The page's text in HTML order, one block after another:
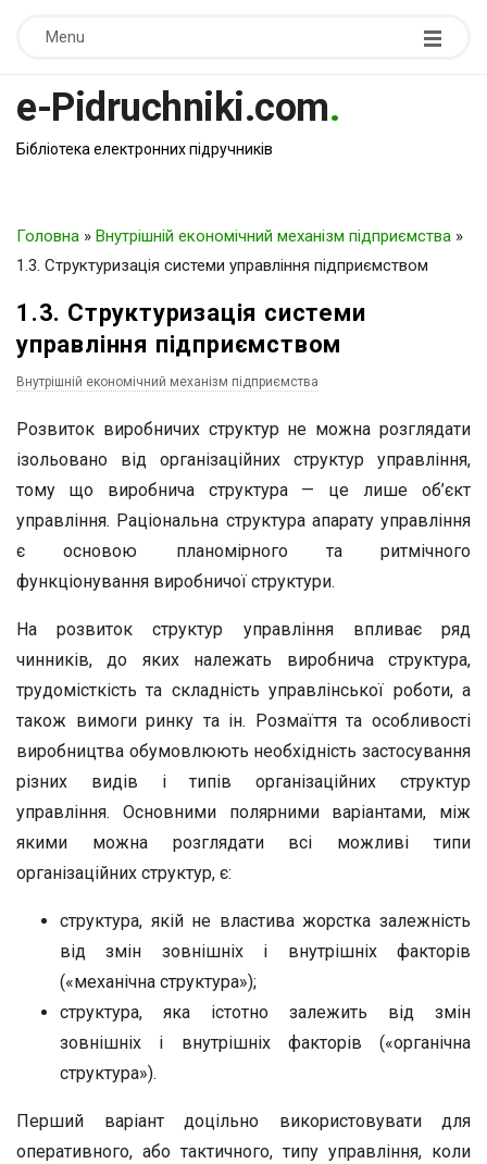
Menu
e-Pidruchniki.com.
Бібліотека електронних підручників
Головна » Внутрішній економічний механізм підприємства »
1.3. Структуризація системи управління підприємством
1.3. Структуризація системи
управління підприємством
Внутрішній економічний механізм підприємства
Розвиток виробничих структур не можна розглядати
ізольовано від організаційних структур управління,
тому що виробнича структура — це лише об’єкт
управління. Раціональна структура апарату управління
є основою планомірного та ритмічного
функціонування виробничої структури.
На розвиток структур управління впливає ряд
чинників, до яких належать виробнича структура,
трудомісткість та складність управлінської роботи, а
також вимоги ринку та ін. Розмаїття та особливості
виробництва обумовлюють необхідність застосування
різних видів і типів організаційних структур
управління. Основними полярними варіантами, між
якими можна розглядати всі можливі типи
організаційних структур, є:
структура, якій не властива жорстка залежність
від змін зовнішніх і внутрішніх факторів
(«механічна структура»);
структура, яка істотно залежить від змін
зовнішніх і внутрішніх факторів («органічна
структура»).
Перший варіант доцільно використовувати для
оперативного, або тактичного, типу управління, коли